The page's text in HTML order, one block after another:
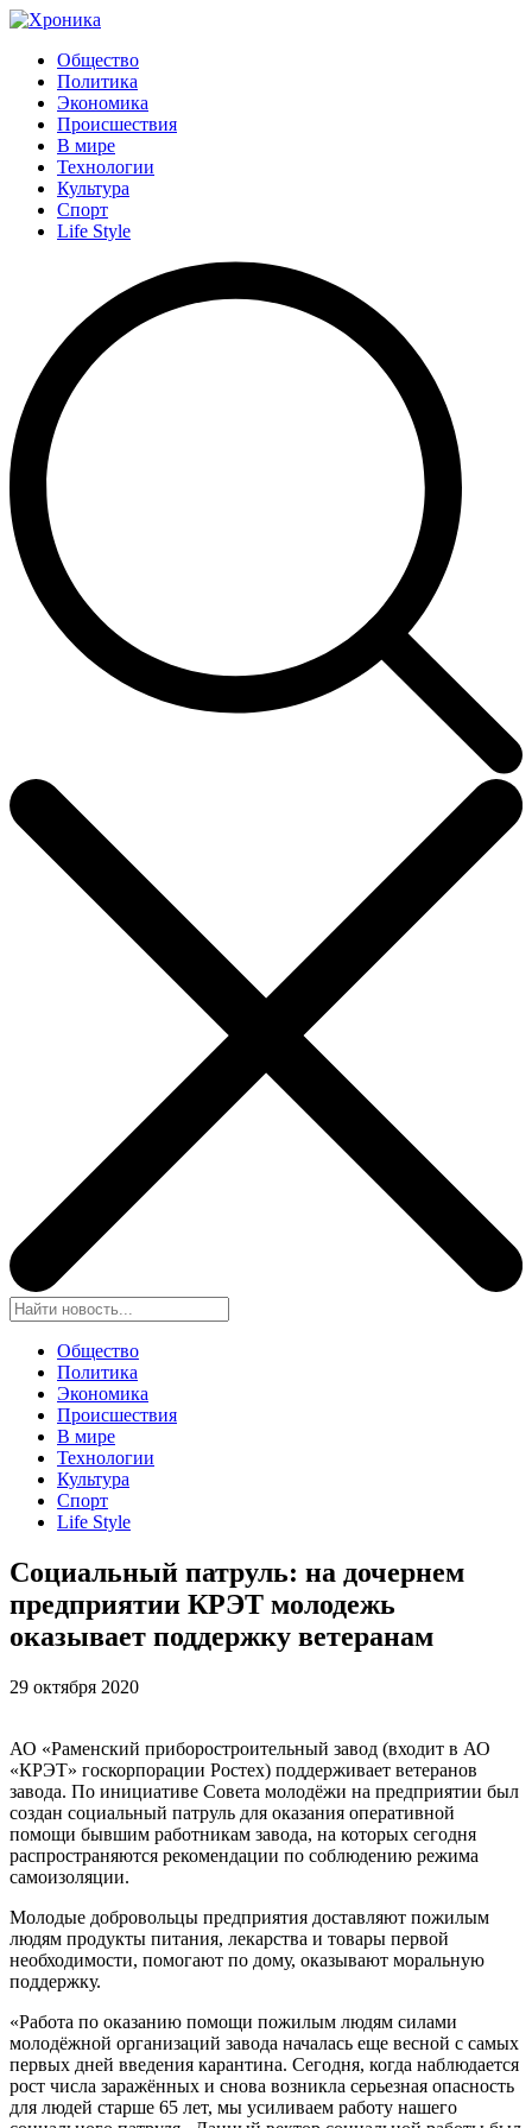
Общество
Политика
Экономика
Происшествия
В мире
Технологии
Культура
Спорт
Life Style
Общество
Политика
Экономика
Происшествия
В мире
Технологии
Культура
Спорт
Life Style
Социальный патруль: на дочернем
предприятии КРЭТ молодежь
оказывает поддержку ветеранам
29 октября 2020
АО «Раменский приборостроительный завод (входит в АО
«КРЭТ» госкорпорации Ростех) поддерживает ветеранов
завода. По инициативе Совета молодёжи на предприятии был
создан социальный патруль для оказания оперативной
помощи бывшим работникам завода, на которых сегодня
распространяются рекомендации по соблюдению режима
самоизоляции.
Молодые добровольцы предприятия доставляют пожилым
людям продукты питания, лекарства и товары первой
необходимости, помогают по дому, оказывают моральную
поддержку.
«Работа по оказанию помощи пожилым людям силами
молодёжной организаций завода началась еще весной с самых
первых дней введения карантина. Сегодня, когда наблюдается
рост числа заражённых и снова возникла серьезная опасность
для людей старше 65 лет, мы усиливаем работу нашего